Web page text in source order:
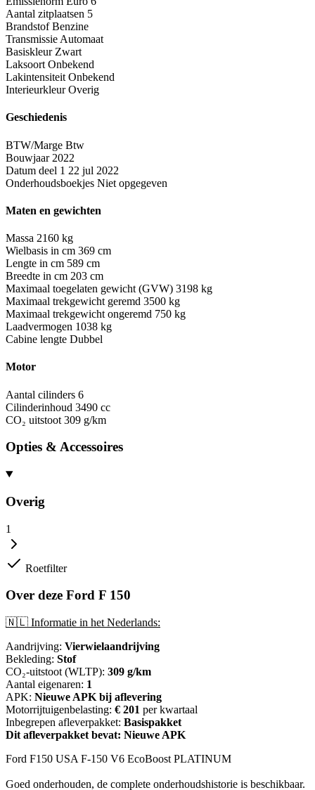
Aantal zitplaatsen 5
Brandstof Benzine
Transmissie Automaat
Basiskleur Zwart
Laksoort Onbekend
Lakintensiteit Onbekend
Interieurkleur Overig
Geschiedenis
BTW/Marge Btw
Bouwjaar 2022
Datum deel 1 22 jul 2022
Onderhoudsboekjes Niet opgegeven
Maten en gewichten
Massa 2160 kg
Wielbasis in cm 369 cm
Lengte in cm 589 cm
Breedte in cm 203 cm
Maximaal toegelaten gewicht (GVW) 3198 kg
Maximaal trekgewicht geremd 3500 kg
Maximaal trekgewicht ongeremd 750 kg
Laadvermogen 1038 kg
Cabine lengte Dubbel
Motor
Aantal cilinders 6
Cilinderinhoud 3490 cc
CO₂ uitstoot 309 g/km
Opties & Accessoires
Overig
1
Roetfilter
Over deze Ford F 150
🇳🇱 Informatie in het Nederlands:
Aandrijving: Vierwielaandrijving
Bekleding: Stof
CO₂-uitstoot (WLTP): 309 g/km
Aantal eigenaren: 1
APK: Nieuwe APK bij aflevering
Motorrijtuigenbelasting: € 201 per kwartaal
Inbegrepen afleverpakket: Basispakket
Dit afleverpakket bevat: Nieuwe APK
Ford F150 USA F-150 V6 EcoBoost PLATINUM
Goed onderhouden, de complete onderhoudshistorie is beschikbaar.